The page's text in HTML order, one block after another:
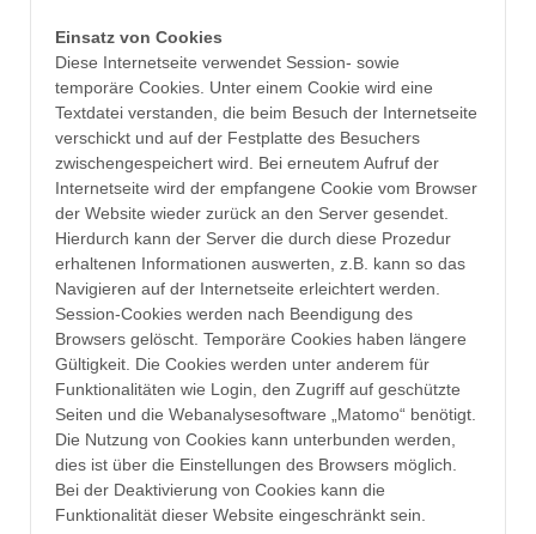
Einsatz von Cookies
Diese Internetseite verwendet Session- sowie
temporäre Cookies. Unter einem Cookie wird eine
Textdatei verstanden, die beim Besuch der Internetseite
verschickt und auf der Festplatte des Besuchers
zwischengespeichert wird. Bei erneutem Aufruf der
Internetseite wird der empfangene Cookie vom Browser
der Website wieder zurück an den Server gesendet.
Hierdurch kann der Server die durch diese Prozedur
erhaltenen Informationen auswerten, z.B. kann so das
Navigieren auf der Internetseite erleichtert werden.
Session-Cookies werden nach Beendigung des
Browsers gelöscht. Temporäre Cookies haben längere
Gültigkeit. Die Cookies werden unter anderem für
Funktionalitäten wie Login, den Zugriff auf geschützte
Seiten und die Webanalysesoftware „Matomo“ benötigt.
Die Nutzung von Cookies kann unterbunden werden,
dies ist über die Einstellungen des Browsers möglich.
Bei der Deaktivierung von Cookies kann die
Funktionalität dieser Website eingeschränkt sein.